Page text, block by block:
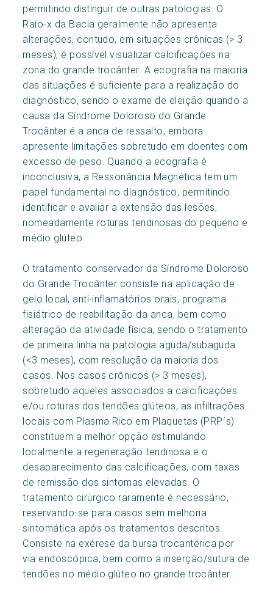
permitindo distinguir de outras patologias. O
Raio-x da Bacia geralmente não apresenta
alterações, contudo, em situações crônicas (> 3
meses), é possível visualizar calcificações na
zona do grande trocânter. A ecografia na maioria
das situações é suficiente para a realização do
diagnóstico, sendo o exame de eleição quando a
causa da Síndrome Doloroso do Grande
Trocânter é a anca de ressalto, embora
apresente limitações sobretudo em doentes com
excesso de peso. Quando a ecografia é
inconclusiva, a Ressonância Magnética tem um
papel fundamental no diagnóstico, permitindo
identificar e avaliar a extensão das lesões,
nomeadamente roturas tendinosas do pequeno e
médio glúteo.
O tratamento conservador da Síndrome Doloroso
do Grande Trocânter consiste na aplicação de
gelo local, anti-inflamatórios orais, programa
fisiátrico de reabilitação da anca, bem como
alteração da atividade física, sendo o tratamento
de primeira linha na patologia aguda/subaguda
(<3 meses), com resolução da maioria dos
casos. Nos casos crônicos (> 3 meses),
sobretudo aqueles associados a calcificações
e/ou roturas dos tendões glúteos, as infiltrações
locais com Plasma Rico em Plaquetas (PRP´s)
constituem a melhor opção estimulando
localmente a regeneração tendinosa e o
desaparecimento das calcificações, com taxas
de remissão dos sintomas elevadas. O
tratamento cirúrgico raramente é necessário,
reservando-se para casos sem melhoria
sintomática após os tratamentos descritos.
Consiste na exérese da bursa trocantérica por
via endoscópica, bem como a inserção/sutura de
tendões no médio glúteo no grande trocânter.